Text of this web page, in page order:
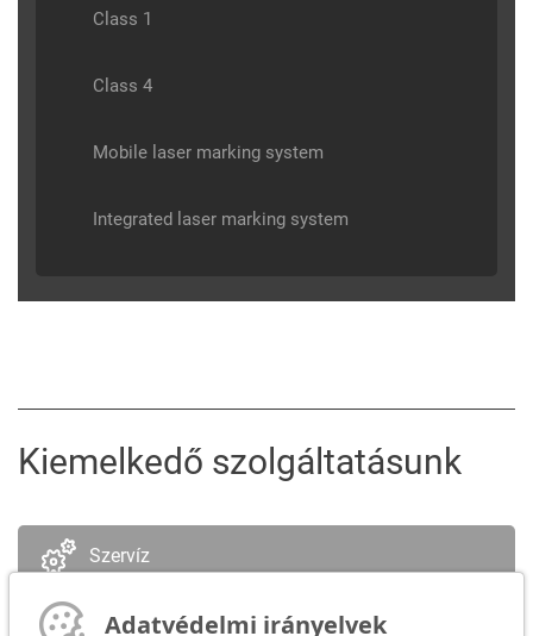
Class 1
Class 4
Mobile laser marking system
Integrated laser marking system
Kiemelkedő szolgáltatásunk
Szervíz
Kapcsolattartó
Adatvédelmi irányelvek